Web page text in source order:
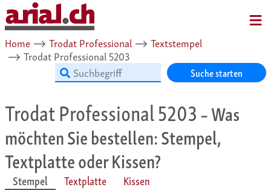
Home ⟶ Trodat Professional ⟶ Textstempel
⟶ Trodat Professional 5203
Suche starten
Trodat Professional 5203– Was
möchten Sie bestellen: Stempel,
Textplatte oder Kissen?
Stempel Textplatte Kissen